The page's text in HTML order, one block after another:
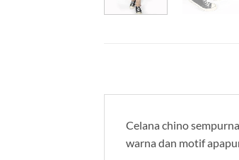
Celana chino
warna dan motif